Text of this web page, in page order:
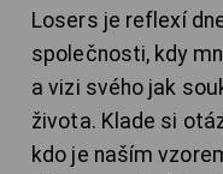
Losers je reflexí
společnosti, kdy
a vizi svého jak
života. Klade si
kdo je naším